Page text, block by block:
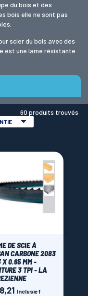
du bois et des
bois elle ne sont pas
scier du bois avec des
est une lame résistante
60 produits trouvés
DE SCIE À
CARBONE 2083
X 0.65 MM -
3 TPI - LA
Inclusief